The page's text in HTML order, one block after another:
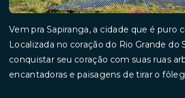
Vem pra Sapiranga, a cidade que é puro
Localizada no coração do Rio Grande do
conquistar seu coração com suas ruas
encantadoras e paisagens de tirar o